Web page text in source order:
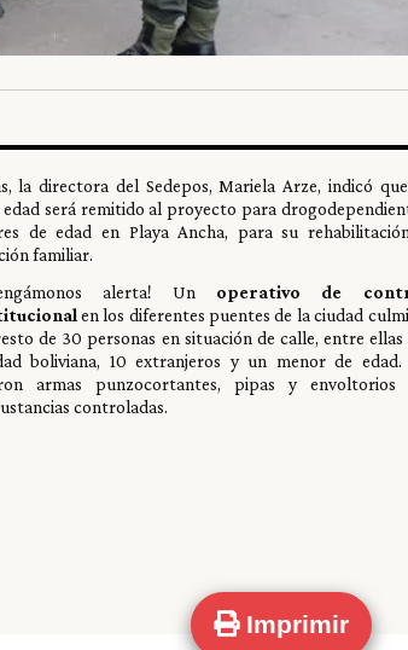
Imprimir
la directora del Sedepos, Mariela Arze, indicó
edad será remitido al proyecto para
de edad en Playa Ancha, para su
familiar.
alerta! Un operativo de
en los diferentes puentes de la ciudad
de 30 personas en situación de calle, entre ellas
boliviana, 10 extranjeros y un menor de edad.
armas punzocortantes, pipas y envoltorios
controladas.